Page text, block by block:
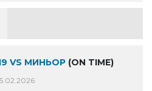
VS МИНЬОР (ON TIME)